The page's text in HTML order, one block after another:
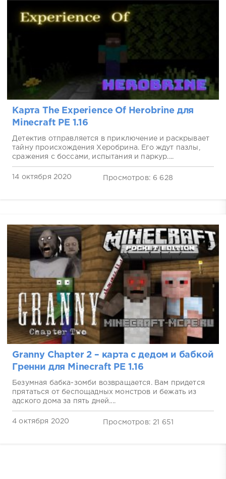
Карта The Experience Of Herobrine для
Minecraft PE 1.16
Детектив отправляется в приключение и раскрывает
тайну происхождения Херобрина. Его ждут пазлы,
сражения с боссами, испытания и паркур....
14 октября 2020 Просмотров: 6 628
Granny Chapter 2 – карта с дедом и бабкой
Гренни для Minecraft PE 1.16
Безумная бабка-зомби возвращается. Вам придется
прятаться от беспощадных монстров и бежать из
адского дома за пять дней....
4 октября 2020 Просмотров: 21 651